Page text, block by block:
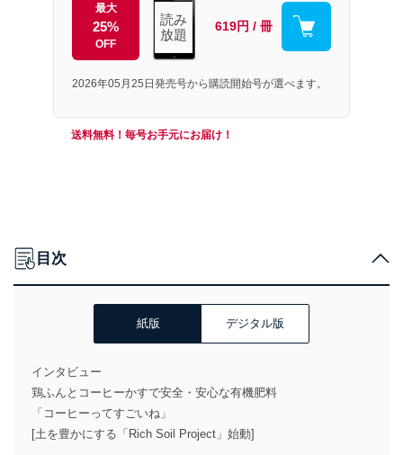
最大
25%
OFF
読み
放題
619円 / 冊
2026年05月25日発売号から購読開始号が選べます。
送料無料！毎号お手元にお届け！
目次
紙版 デジタル版
インタビュー
鶏ふんとコーヒーかすで安全・安心な有機肥料
「コーヒーってすごいね」
[土を豊かにする「Rich Soil Project」始動]